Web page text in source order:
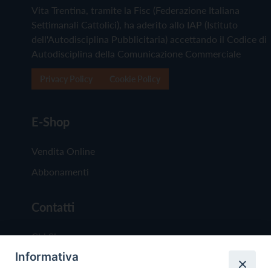
Vita Trentina, tramite la Fisc (Federazione Italiana
Settimanali Cattolici), ha aderito allo IAP (Istituto
dell'Autodisciplina Pubblicitaria) accettando il Codice di
Autodisciplina della Comunicazione Commerciale
E-Shop
Vendita Online
Abbonamenti
Contatti
Chi Siamo
Redazione
Informativa